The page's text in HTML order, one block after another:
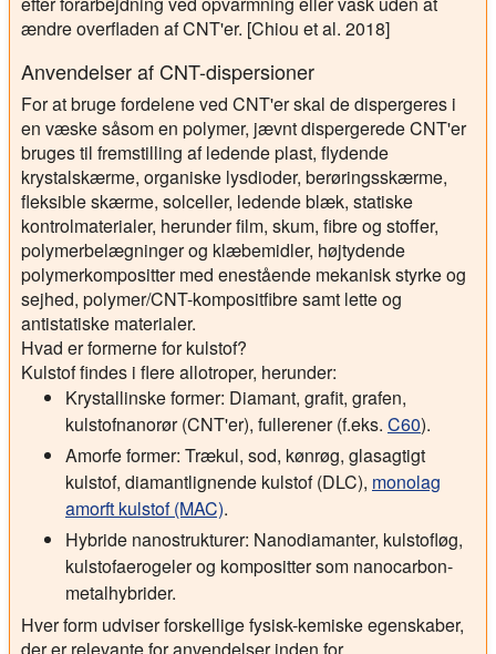
ændre overfladen af CNT'er. [Chiou et al. 2018]
Anvendelser af CNT-dispersioner
For at bruge fordelene ved CNT'er skal de dispergeres i
en væske såsom en polymer, jævnt dispergerede CNT'er
bruges til fremstilling af ledende plast, flydende
krystalskærme, organiske lysdioder, berøringsskærme,
fleksible skærme, solceller, ledende blæk, statiske
kontrolmaterialer, herunder film, skum, fibre og stoffer,
polymerbelægninger og klæbemidler, højtydende
polymerkompositter med enestående mekanisk styrke og
sejhed, polymer/CNT-kompositfibre samt lette og
antistatiske materialer.
Hvad er formerne for kulstof?
Kulstof findes i flere allotroper, herunder:
Krystallinske former: Diamant, grafit, grafen,
kulstofnanorør (CNT'er), fullerener (f.eks. C60).
Amorfe former: Trækul, sod, kønrøg, glasagtigt
kulstof, diamantlignende kulstof (DLC), monolag
amorft kulstof (MAC).
Hybride nanostrukturer: Nanodiamanter, kulstofløg,
kulstofaerogeler og kompositter som nanocarbon-
metalhybrider.
Hver form udviser forskellige fysisk-kemiske egenskaber,